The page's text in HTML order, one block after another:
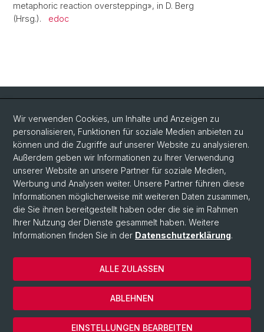
metaphoric reaction overstepping», in D. Berg
(Hrsg.). edoc
Quick Links
Kontakt
Wichtige Links & Fotogalerie
Social Media
Instagram
Wir verwenden Cookies, um Inhalte und Anzeigen zu
personalisieren, Funktionen für soziale Medien anbieten zu
können und die Zugriffe auf unserer Website zu analysieren.
Außerdem geben wir Informationen zu Ihrer Verwendung
unserer Website an unsere Partner für soziale Medien,
Werbung und Analysen weiter. Unsere Partner führen diese
Informationen möglicherweise mit weiteren Daten zusammen,
die Sie ihnen bereitgestellt haben oder die sie im Rahmen
Ihrer Nutzung der Dienste gesammelt haben. Weitere
Informationen finden Sie in der Datenschutzerklärung.
EINSTELLUNGEN BEARBEITEN
ABLEHNEN
ALLE ZULASSEN